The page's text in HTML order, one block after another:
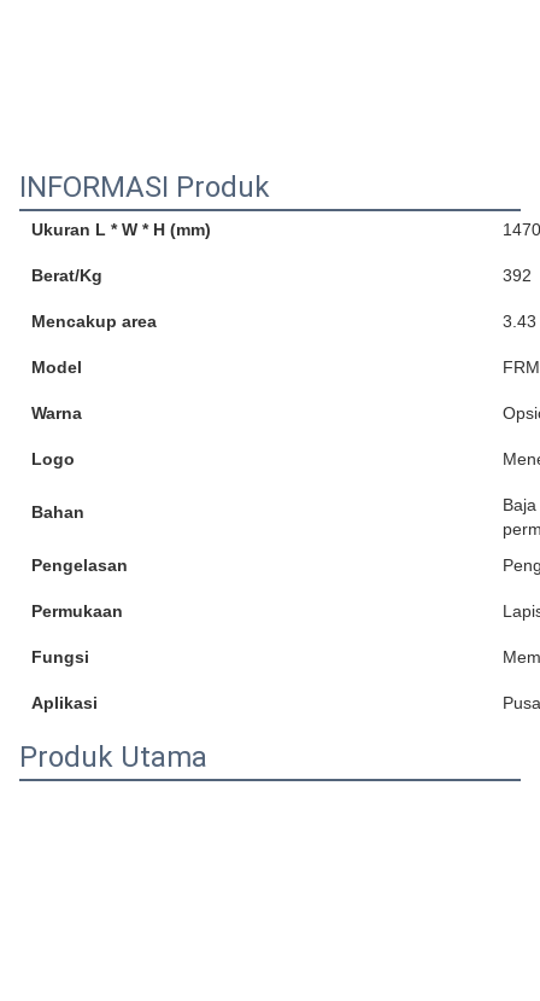
INFORMASI Produk
Ukuran L * W * H (mm)
Berat/Kg 392
Mencakup area 3.43
Model
Warna
Logo
Bahan
Pengelasan
Permukaan
Fungsi
Aplikasi
Produk Utama